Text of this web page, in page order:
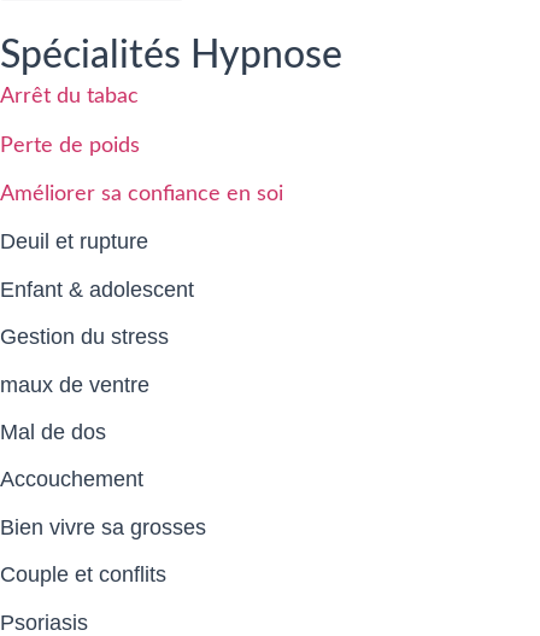
Spécialités Hypnose
Arrêt du tabac
Perte de poids
Améliorer sa confiance en soi
Deuil et rupture
Enfant & adolescent
Gestion du stress
maux de ventre
Mal de dos
Accouchement
Bien vivre sa grosses
Couple et conflits
Psoriasis